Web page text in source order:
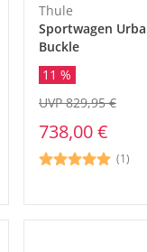
Thule
Sportwagen
Buckle
11 %
738,00 €
UVP 829,95 €
(1)